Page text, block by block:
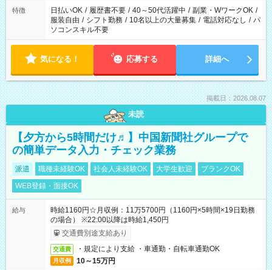
特徴 日払いOK / 履歴書不要 / 40～50代活躍中 / 副業・WワークOK /
服装自由 / シフト勤務 / 10名以上の大量募集 / 電話対応なし / パ
ソコンスキル不要
気になる！ 応募する 詳細へ
掲載日：2026.08.07
未読
【夕方から5時間だけ♬】中国新聞社グループで
の簡単データ入力・チェック業務
派遣 職種未経験OK 社会人未経験OK 大学生歓迎
ブランクOK
WEB登録・面接OK
給与
時給1160円☆月収例：11万5700円（1160円×5時間×19日勤務
の場合） ※22:00以降は時給1,450円
交通費別途支給あり
交通費 ・規定により支給 ・車通勤・自転車通勤OK
月収例 10～15万円